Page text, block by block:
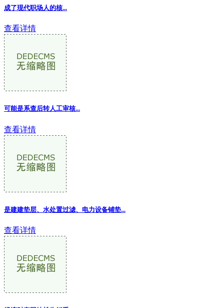
成了现代职场人的核...
查看详情
可能是系查后转人工审核...
查看详情
是建建垫层、水处置过滤、电力设备铺垫...
查看详情